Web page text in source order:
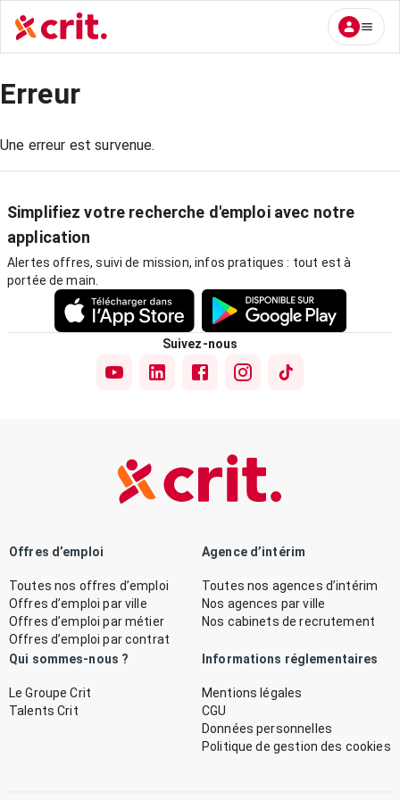
Erreur
Une erreur est survenue.
Simplifiez votre recherche d'emploi avec notre
application
Alertes offres, suivi de mission, infos pratiques : tout est à
portée de main.
Suivez-nous
Offres d’emploi
Toutes nos offres d’emploi
Offres d’emploi par ville
Offres d’emploi par métier
Offres d’emploi par contrat
Agence d’intérim
Toutes nos agences d’intérim
Nos agences par ville
Nos cabinets de recrutement
Qui sommes-nous ?
Le Groupe Crit
Talents Crit
Informations réglementaires
Mentions légales
CGU
Données personnelles
Politique de gestion des cookies